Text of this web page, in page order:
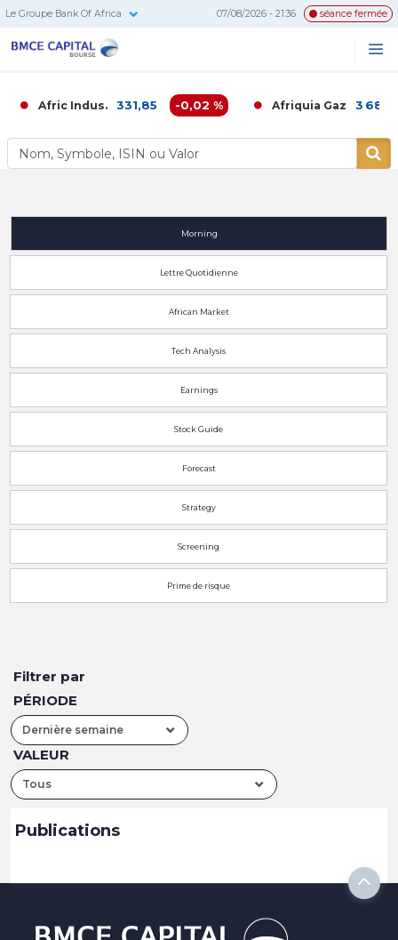
Le Groupe Bank Of Africa 07/08/2026 - 21:36 séance fermée
Afric Indus. 331,85 -0,02 % Afriquia Gaz 3
Morning
Lettre Quotidienne
African Market
Tech Analysis
Earnings
Stock Guide
Forecast
Strategy
Screening
Prime de risque
Filtrer par
PÉRIODE
Dernière semaine
VALEUR
Tous
Publications